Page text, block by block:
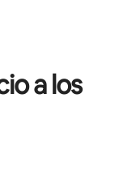
a los